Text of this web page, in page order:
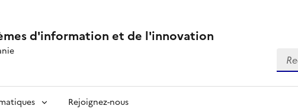
d'information et de l'innovation
Rejoignez-nous